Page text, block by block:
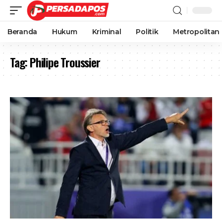
Beranda Hukum Kriminal Politik Metropolitan
Tag:Philipe Troussier